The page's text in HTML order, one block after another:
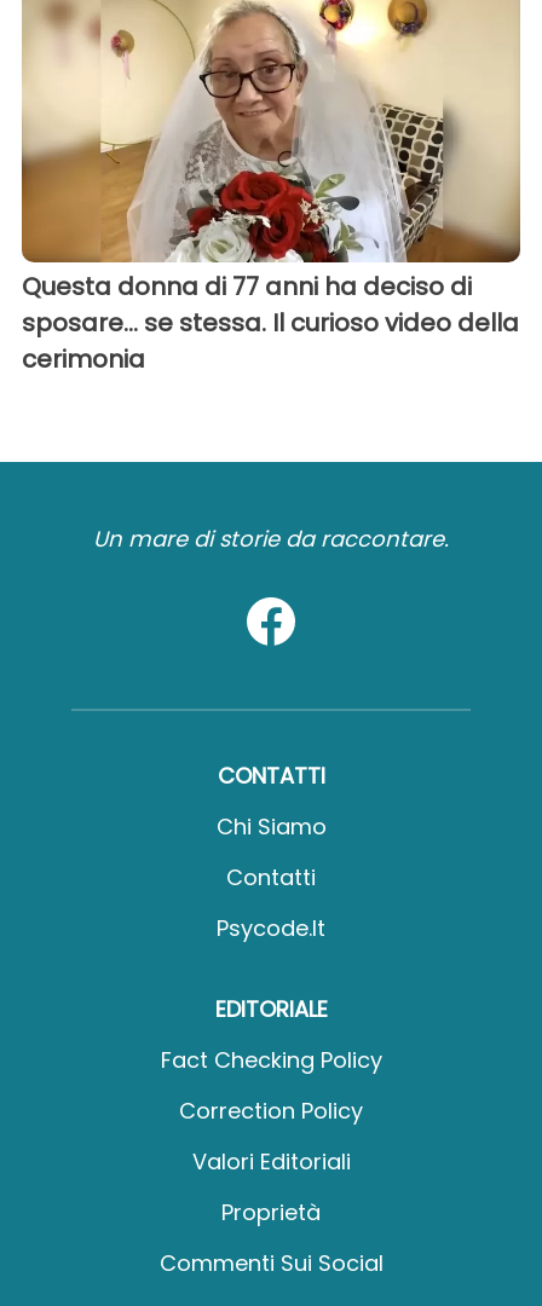
Questa donna di 77 anni ha deciso di
sposare... se stessa. Il curioso video della
cerimonia
Un mare di storie da raccontare.
CONTATTI
Chi Siamo
Contatti
Psycode.it
EDITORIALE
Fact Checking Policy
Correction Policy
Valori Editoriali
Proprietà
Commenti Sui Social